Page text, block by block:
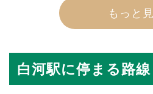
もっと
白河駅に停まる路線